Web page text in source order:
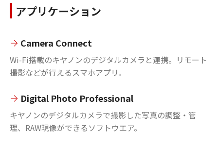
アプリケーション
Camera Connect
Wi-Fi搭載のキヤノンのデジタルカメラと連携。リモート
撮影などが行えるスマホアプリ。
Digital Photo Professional
キヤノンのデジタルカメラで撮影した写真の調整・管
理、RAW現像ができるソフトウエア。